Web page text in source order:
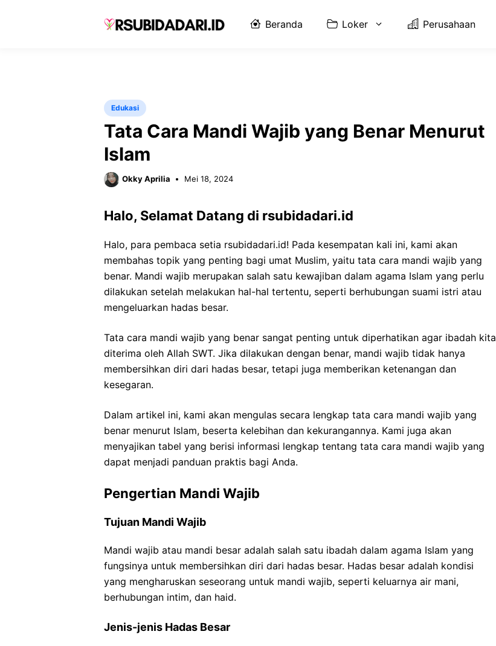
Beranda Loker Perusahaan
Edukasi
Tata Cara Mandi Wajib yang Benar Menurut
Islam
Okky Aprilia Mei 18, 2024
Halo, Selamat Datang di rsubidadari.id
Halo, para pembaca setia rsubidadari.id! Pada kesempatan kali ini, kami akan
membahas topik yang penting bagi umat Muslim, yaitu tata cara mandi wajib yang
benar. Mandi wajib merupakan salah satu kewajiban dalam agama Islam yang perlu
dilakukan setelah melakukan hal-hal tertentu, seperti berhubungan suami istri atau
mengeluarkan hadas besar.
Tata cara mandi wajib yang benar sangat penting untuk diperhatikan agar ibadah kita
diterima oleh Allah SWT. Jika dilakukan dengan benar, mandi wajib tidak hanya
membersihkan diri dari hadas besar, tetapi juga memberikan ketenangan dan
kesegaran.
Dalam artikel ini, kami akan mengulas secara lengkap tata cara mandi wajib yang
benar menurut Islam, beserta kelebihan dan kekurangannya. Kami juga akan
menyajikan tabel yang berisi informasi lengkap tentang tata cara mandi wajib yang
dapat menjadi panduan praktis bagi Anda.
Pengertian Mandi Wajib
Tujuan Mandi Wajib
Mandi wajib atau mandi besar adalah salah satu ibadah dalam agama Islam yang
fungsinya untuk membersihkan diri dari hadas besar. Hadas besar adalah kondisi
yang mengharuskan seseorang untuk mandi wajib, seperti keluarnya air mani,
berhubungan intim, dan haid.
Jenis-jenis Hadas Besar